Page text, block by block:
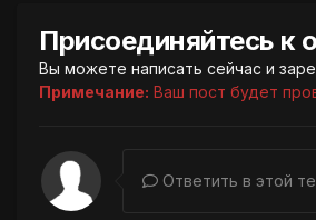
Присоединяйтесь к
Вы можете написать сейчас и
Примечание: Ваш пост будет
Ответить в этой